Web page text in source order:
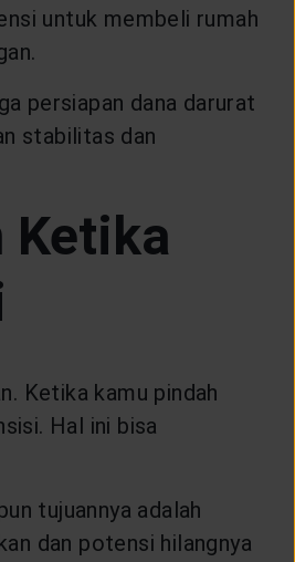
untuk membeli rumah
persiapan dana darurat
stabilitas dan
Ketika
Ketika kamu pindah
Hal ini bisa
tujuannya adalah
dan potensi hilangnya